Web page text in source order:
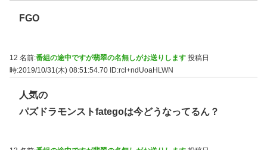
FGO
12 名前:番組の途中ですが翡翠の名無しがお送りします 投稿日
時:2019/10/31(木) 08:51:54.70 ID:rcl+ndUoaHLWN
人気の
パズドラモンストfategoは今どうなってるん？